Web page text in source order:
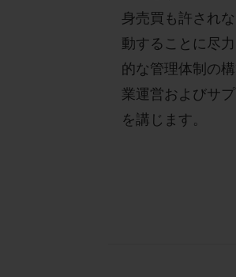
身売買も許され
動することに尽
的な管理体制の
業運営およびサ
を講じます。